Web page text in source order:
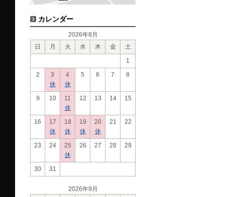
カレンダー
2026年8月
日
月 火 水 木 金
土
1
2
3
休
4
休
5 6 7 8
9 10
11
休
12 13 14 15
16
17
休
18
休
19
休
20
休
21 22
23 24
25
休
26 27 28 29
30 31
2026年9月